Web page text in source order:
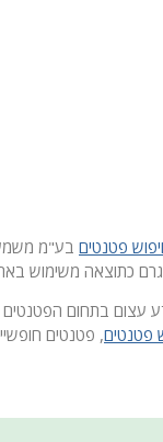
חיפוש פטנטים בע"מ
כתוצאה משימוש
עצום בתחום הפטנטים
פטנטים, פטנטים